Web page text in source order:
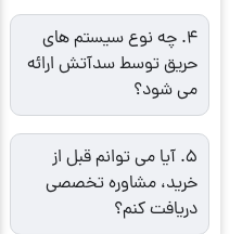
4. چه نوع سیستم های
حریق توسط سدآتش ارائه
می شود؟
5. آیا می توانم قبل از
خرید، مشاوره تخصصی
دریافت کنم؟